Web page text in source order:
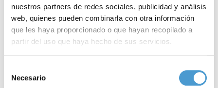
nuestros partners de redes sociales, publicidad y análisis
web, quienes pueden combinarla con otra información
que les haya proporcionado o que hayan recopilado a
partir del uso que haya hecho de sus servicios.
de cookies
Necesario
El sedentarismo acelera el...